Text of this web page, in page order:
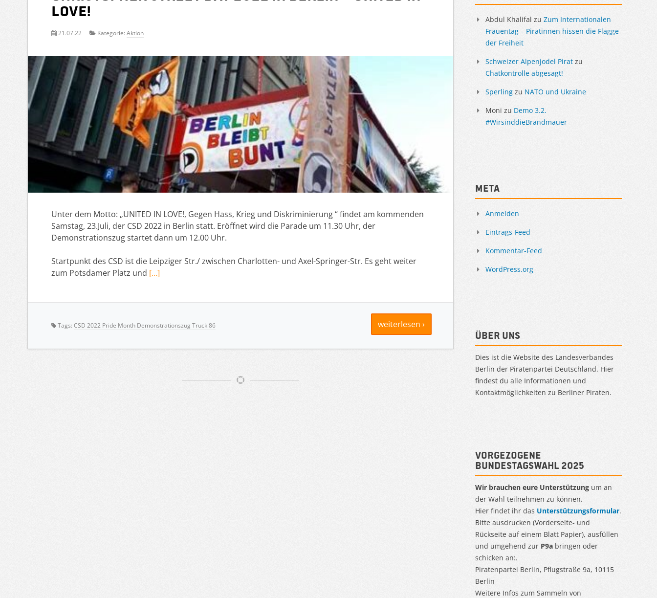
LOVE!
21.07.22 Kategorie: Aktion
Unter dem Motto: „UNITED IN LOVE!, Gegen Hass, Krieg und Diskriminierung “ findet am kommenden
Samstag, 23.Juli, der CSD 2022 in Berlin statt. Eröffnet wird die Parade um 11.30 Uhr, der
Demonstrationszug startet dann um 12.00 Uhr.
Startpunkt des CSD ist die Leipziger Str./ zwischen Charlotten- und Axel-Springer-Str. Es geht weiter
zum Potsdamer Platz und […]
weiterlesen ›
Tags: CSD 2022 Pride Month Demonstrationszug Truck 86
Abdul Khalifal zu Zum Internationalen
Frauentag – Piratinnen hissen die Flagge
der Freiheit
Schweizer Alpenjodel Pirat zu
Chatkontrolle abgesagt!
Sperling zu NATO und Ukraine
Moni zu Demo 3.2.
#WirsinddieBrandmauer
Meta
Anmelden
Eintrags-Feed
Kommentar-Feed
WordPress.org
Über uns
Dies ist die Website des Landesverbandes
Berlin der Piratenpartei Deutschland. Hier
findest du alle Informationen und
Kontaktmöglichkeiten zu Berliner Piraten.
Vorgezogene
Bundestagswahl 2025
Wir brauchen eure Unterstützung um an
der Wahl teilnehmen zu können.
Hier findet ihr das Unterstützungsformular.
Bitte ausdrucken (Vorderseite- und
Rückseite auf einem Blatt Papier), ausfüllen
und umgehend zur P9a bringen oder
schicken an:.
Piratenpartei Berlin, Pflugstraße 9a, 10115
Berlin
Weitere Infos zum Sammeln von